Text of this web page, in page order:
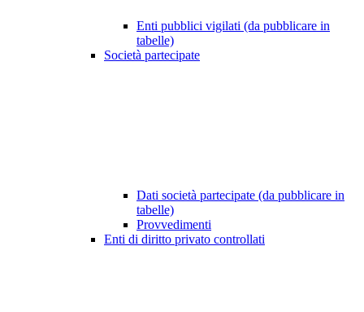
Enti pubblici vigilati (da pubblicare in
tabelle)
Società partecipate
Dati società partecipate (da pubblicare in
tabelle)
Provvedimenti
Enti di diritto privato controllati